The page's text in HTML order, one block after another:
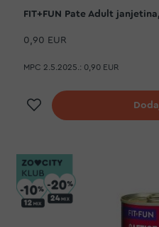
FIT+FUN Pate Adult
0,90 EUR
MPC 2.5.2025.: 0,90 EUR
Dodaj na listu